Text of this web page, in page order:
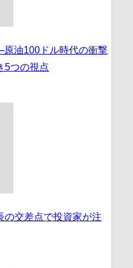
油100ドル時代の衝撃
5つの視点
の交差点で投資家が注